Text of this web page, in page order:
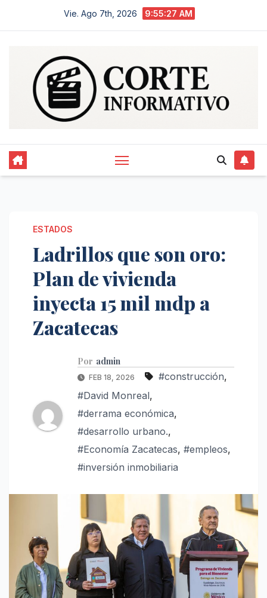
Vie. Ago 7th, 2026 9:55:28 AM
ESTADOS
Ladrillos que son oro:
Plan de vivienda
inyecta 15 mil mdp a
Zacatecas
Por admin
FEB 18, 2026 #construcción,
#David Monreal,
#derrama económica,
#desarrollo urbano.,
#Economía Zacatecas, #empleos,
#inversión inmobiliaria